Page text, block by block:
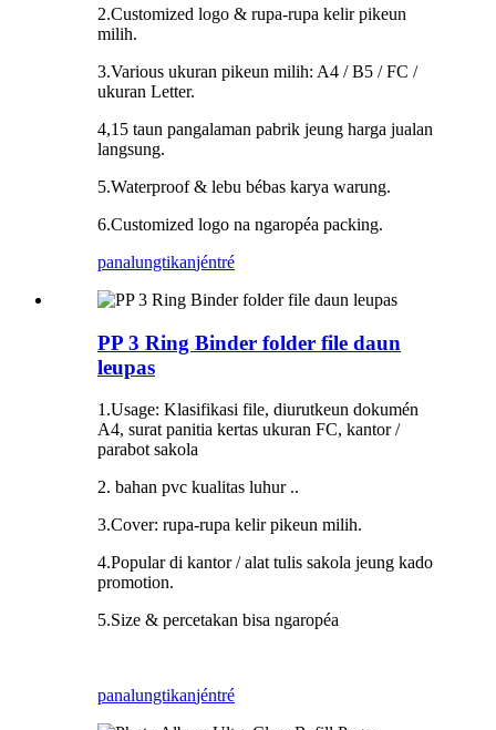
2.Customized logo & rupa-rupa kelir pikeun
milih.
3.Various ukuran pikeun milih: A4 / B5 / FC /
ukuran Letter.
4,15 taun pangalaman pabrik jeung harga jualan
langsung.
5.Waterproof & lebu bébas karya warung.
6.Customized logo na ngaropéa packing.
panalungtikanjéntré
PP 3 Ring Binder folder file daun
leupas
1.Usage: Klasifikasi file, diurutkeun dokumén
A4, surat panitia kertas ukuran FC, kantor /
parabot sakola
2. bahan pvc kualitas luhur ..
3.Cover: rupa-rupa kelir pikeun milih.
4.Popular di kantor / alat tulis sakola jeung kado
promotion.
5.Size & percetakan bisa ngaropéa
panalungtikanjéntré